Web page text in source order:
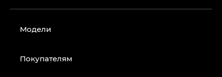
Модели
Покупателям